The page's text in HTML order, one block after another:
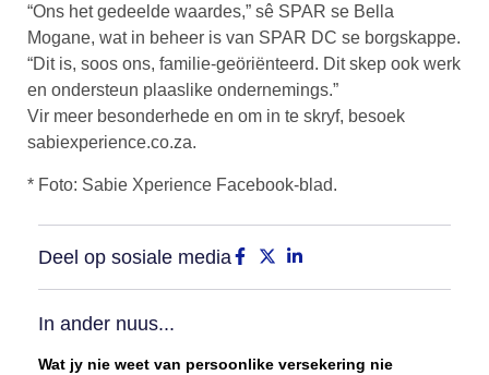
“Ons het gedeelde waardes,” sê SPAR se Bella
Mogane, wat in beheer is van SPAR DC se borgskappe.
“Dit is, soos ons, familie-geöriënteerd. Dit skep ook werk
en ondersteun plaaslike ondernemings.”
Vir meer besonderhede en om in te skryf, besoek
sabiexperience.co.za.
* Foto: Sabie Xperience Facebook-blad.
Deel op sosiale media
In ander nuus...
Wat jy nie weet van persoonlike versekering nie